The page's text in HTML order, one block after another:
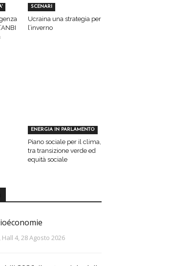
SCENARI
Ucraina una strategia per
l’inverno
ENERGIA IN PARLAMENTO
Piano sociale per il clima,
tra transizione verde ed
equità sociale
4, 28 Agosto 2026